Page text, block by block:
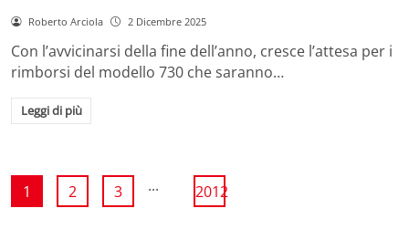
Roberto Arciola 2 Dicembre 2025
Con l’avvicinarsi della fine dell’anno, cresce l’attesa per i
rimborsi del modello 730 che saranno…
Leggi di più
1 2 3 ... 2012